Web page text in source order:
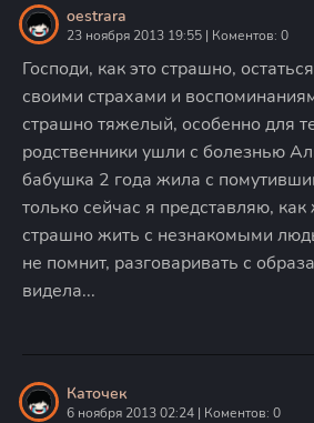
oestrara
23 ноября 2013 19:55 | Коментов: 0
Господи, как это страшно,
своими страхами и
страшно тяжелый, особенно для
родственники ушли с болезнью
бабушка 2 года жила с
только сейчас я представляю,
страшно жить с незнакомыми
не помнит, разговаривать с
видела...
Каточек
6 ноября 2013 02:24 | Коментов: 0